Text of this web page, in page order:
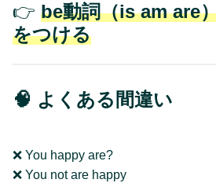
👉 be動詞（is am are
をつける
🧠 よくある間違い
❌ You happy are?
❌ You not are happy